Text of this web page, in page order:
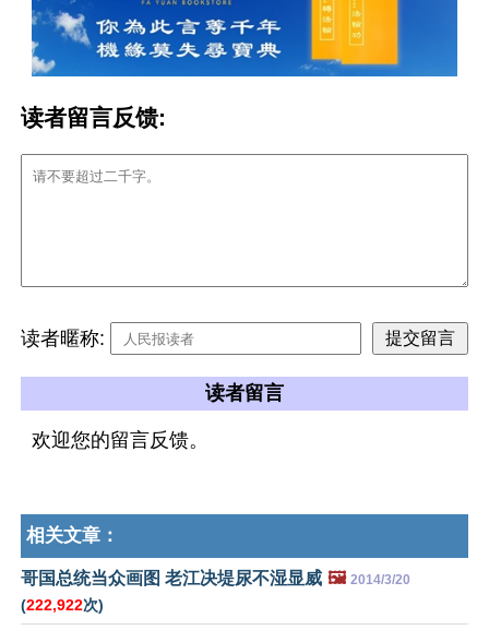
读者留言反馈:
读者暱称:
读者留言
欢迎您的留言反馈。
相关文章：
哥国总统当众画图 老江决堤尿不湿显威 🖼️ 2014/3/20
(222,922次)